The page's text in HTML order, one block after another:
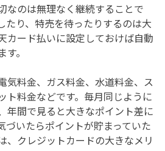
なのは無理なく継続することで
たり、特売を待ったりするのは大
カード払いに設定しておけば自動
。
気料金、ガス料金、水道料金、ス
ト料金などです。毎月同じように
年間で見ると大きなポイント差に
づいたらポイントが貯まっていた
、クレジットカードの大きなメリ